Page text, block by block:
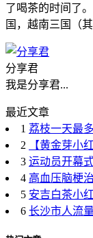
了喝茶的时间了
国，越南三国（
分享君
我是分享君...
最近文章
1 荔枝一天最
2
【黄金芽小
3 运动员开幕
4 高血压脑梗
5 安吉白茶小
6 长沙市人流